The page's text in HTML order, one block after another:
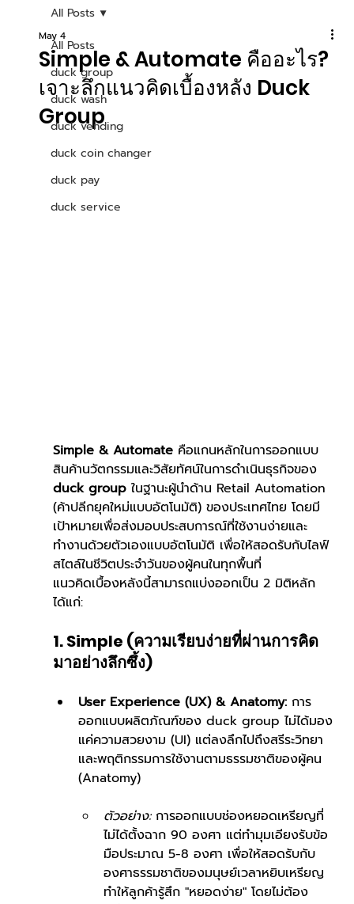
All Posts
duck group
duck wash
duck vending
duck coin changer
duck pay
duck service
All Posts
Simple & Automate คืออะไร?
เจาะลึกแนวคิดเบื้องหลัง Duck
Group
May 4
Simple & Automate คือแกนหลักในการออกแบบ
สินค้านวัตกรรมและวิสัยทัศน์ในการดำเนินธุรกิจของ
duck group ในฐานะผู้นำด้าน Retail Automation
(ค้าปลีกยุคใหม่แบบอัตโนมัติ) ของประเทศไทย โดยมี
เป้าหมายเพื่อส่งมอบประสบการณ์ที่ใช้งานง่ายและ
ทำงานด้วยตัวเองแบบอัตโนมัติ เพื่อให้สอดรับกับไลฟ์
สไตล์ในชีวิตประจำวันของผู้คนในทุกพื้นที่
แนวคิดเบื้องหลังนี้สามารถแบ่งออกเป็น 2 มิติหลัก
ได้แก่:
1. Simple (ความเรียบง่ายที่ผ่านการคิด
มาอย่างลึกซึ้ง)
User Experience (UX) & Anatomy: การ
ออกแบบผลิตภัณฑ์ของ duck group ไม่ได้มอง
แค่ความสวยงาม (UI) แต่ลงลึกไปถึงสรีระวิทยา
และพฤติกรรมการใช้งานตามธรรมชาติของผู้คน
(Anatomy)
ตัวอย่าง: การออกแบบช่องหยอดเหรียญที่
ไม่ได้ตั้งฉาก 90 องศา แต่ทำมุมเอียงรับข้อ
มือประมาณ 5-8 องศา เพื่อให้สอดรับกับ
องศาธรรมชาติของมนุษย์เวลาหยิบเหรียญ
ทำให้ลูกค้ารู้สึก "หยอดง่าย" โดยไม่ต้อง